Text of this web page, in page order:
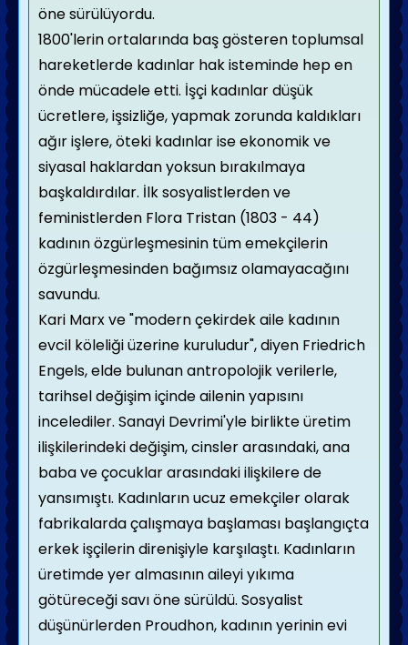
öne sürü­lüyordu.
1800'lerin ortalarında baş gösteren toplum­sal
hareketlerde kadınlar hak isteminde hep en
önde mücadele etti. İşçi kadınlar düşük
ücretlere, işsizliğe, yapmak zorunda kaldıkla­rı
ağır işlere, öteki kadınlar ise ekonomik ve
siyasal haklardan yoksun bırakılmaya
başkaldırdılar. İlk sosyalistlerden ve
feministlerden Flora Tristan (1803 - 44)
kadının özgürleşmesi­nin tüm emekçilerin
özgürleşmesinden bağımsız olamayacağını
savundu.
Kari Marx ve "modern çekirdek aile kadı­nın
evcil köleliği üzerine kuruludur", diyen Friedrich
Engels, elde bulunan antropolojik verilerle,
tarihsel değişim içinde ailenin yapı­sını
incelediler. Sanayi Devrimi'yle birlikte üretim
ilişkilerindeki değişim, cinsler arasın­daki, ana
baba ve çocuklar arasındaki ilişkile­re de
yansımıştı. Kadınların ucuz emekçiler olarak
fabrikalarda çalışmaya başlaması baş­langıçta
erkek işçilerin direnişiyle karşılaştı. Kadınların
üretimde yer almasının aileyi yıkı­ma
götüreceği savı öne sürüldü. Sosyalist
düşünürlerden Proudhon, kadının yerinin evi